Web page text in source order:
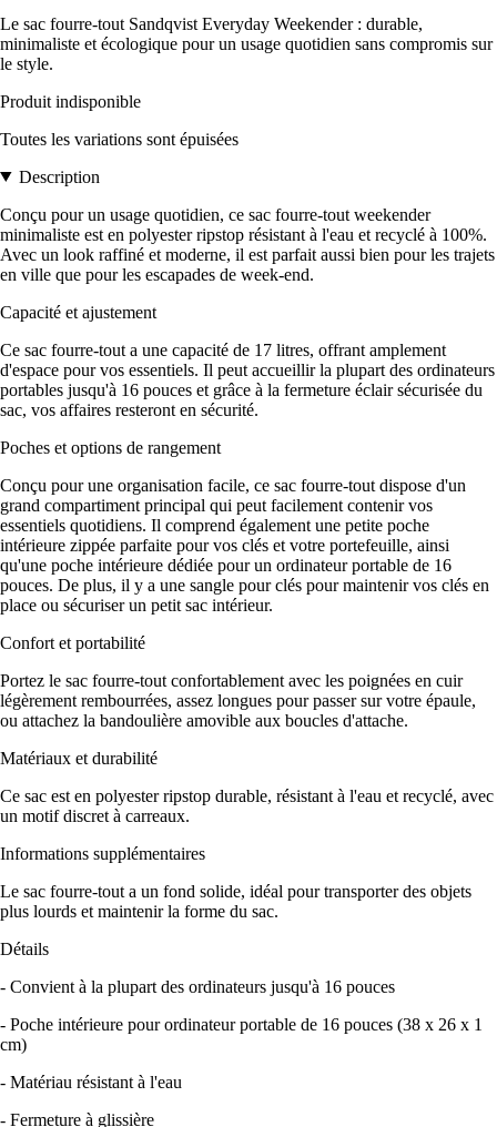
Le sac fourre-tout Sandqvist Everyday Weekender : durable,
minimaliste et écologique pour un usage quotidien sans compromis sur
le style.
Produit indisponible
Toutes les variations sont épuisées
Description
Conçu pour un usage quotidien, ce sac fourre-tout weekender
minimaliste est en polyester ripstop résistant à l'eau et recyclé à 100%.
Avec un look raffiné et moderne, il est parfait aussi bien pour les trajets
en ville que pour les escapades de week-end.
Capacité et ajustement
Ce sac fourre-tout a une capacité de 17 litres, offrant amplement
d'espace pour vos essentiels. Il peut accueillir la plupart des ordinateurs
portables jusqu'à 16 pouces et grâce à la fermeture éclair sécurisée du
sac, vos affaires resteront en sécurité.
Poches et options de rangement
Conçu pour une organisation facile, ce sac fourre-tout dispose d'un
grand compartiment principal qui peut facilement contenir vos
essentiels quotidiens. Il comprend également une petite poche
intérieure zippée parfaite pour vos clés et votre portefeuille, ainsi
qu'une poche intérieure dédiée pour un ordinateur portable de 16
pouces. De plus, il y a une sangle pour clés pour maintenir vos clés en
place ou sécuriser un petit sac intérieur.
Confort et portabilité
Portez le sac fourre-tout confortablement avec les poignées en cuir
légèrement rembourrées, assez longues pour passer sur votre épaule,
ou attachez la bandoulière amovible aux boucles d'attache.
Matériaux et durabilité
Ce sac est en polyester ripstop durable, résistant à l'eau et recyclé, avec
un motif discret à carreaux.
Informations supplémentaires
Le sac fourre-tout a un fond solide, idéal pour transporter des objets
plus lourds et maintenir la forme du sac.
Détails
- Convient à la plupart des ordinateurs jusqu'à 16 pouces
- Poche intérieure pour ordinateur portable de 16 pouces (38 x 26 x 1
cm)
- Matériau résistant à l'eau
- Fermeture à glissière